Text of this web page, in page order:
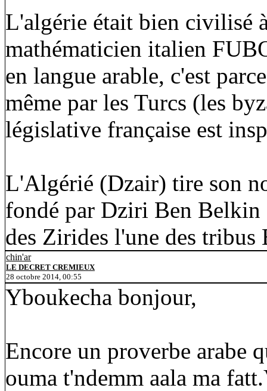
L'algérie était bien civilisé
mathématicien italien
en langue arable, c'est
même par les Turcs (les
législative française est
L'Algérié (Dzair) tire son
fondé par Dziri Ben Belkin
des Zirides l'une des tribus
chin'ar
LE DECRET CREMIEUX
28 octobre 2014, 00:55
Yboukecha bonjour,
Encore un proverbe arabe
ouma t'ndemm aala ma